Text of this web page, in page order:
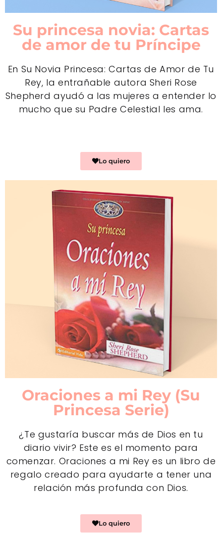
Su princesa novia: Cartas
de amor de tu Príncipe
En Su Novia Princesa: Cartas de Amor de Tu
Rey, la entrañable autora Sheri Rose
Shepherd ayudó a las mujeres a entender lo
mucho que su Padre Celestial les ama.
Lo quiero
Oraciones a mi Rey (Su
Princesa Serie)
¿Te gustaría buscar más de Dios en tu
diario vivir? Este es el momento para
comenzar. Oraciones a mi Rey es un libro de
regalo creado para ayudarte a tener una
relación más profunda con Dios.
Lo quiero